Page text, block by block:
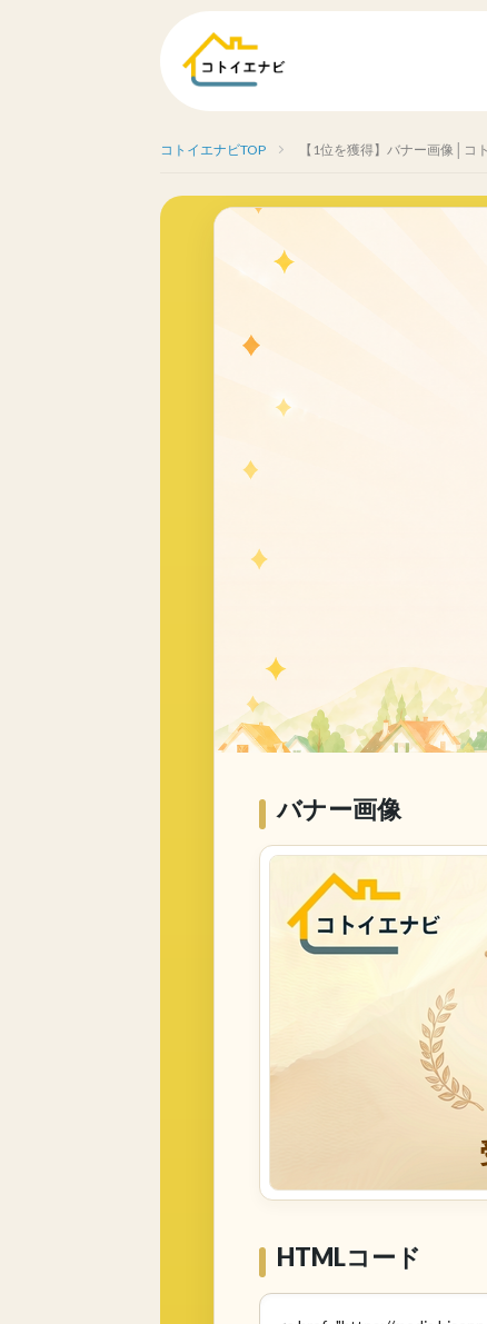
コトイエナビTOP 【1位を獲得】バナー画像│コ
バナー画像
HTMLコード